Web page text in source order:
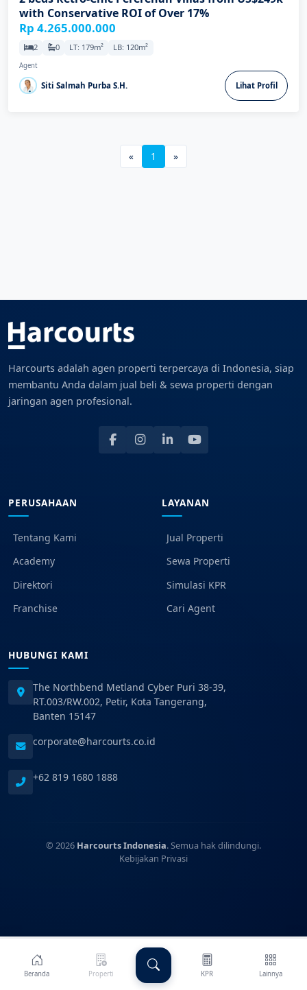
with Conservative ROI of Over 17%
Rp 4.265.000.000
2 0 LT: 179m² LB: 120m²
Agent
Siti Salmah Purba S.H. Lihat Profil
« 1 »
Beranda Properti KPR Lainnya
Harcourts adalah agen properti terpercaya di Indonesia, siap
membantu Anda dalam jual beli & sewa properti dengan
jaringan agen profesional.
PERUSAHAAN
Tentang Kami
Academy
Direktori
Franchise
LAYANAN
Jual Properti
Sewa Properti
Simulasi KPR
Cari Agent
HUBUNGI KAMI
The Northbend Metland Cyber Puri 38-39,
RT.003/RW.002, Petir, Kota Tangerang,
Banten 15147
corporate@harcourts.co.id
+62 819 1680 1888
© 2026 Harcourts Indonesia. Semua hak dilindungi.
Kebijakan Privasi